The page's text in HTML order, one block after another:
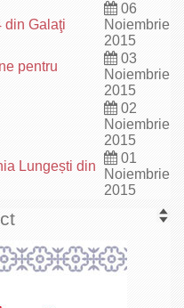
din Galaţi
06
Noiembrie
2015
pentru
03
Noiembrie
2015
02
Noiembrie
2015
Lungești din
01
Noiembrie
2015